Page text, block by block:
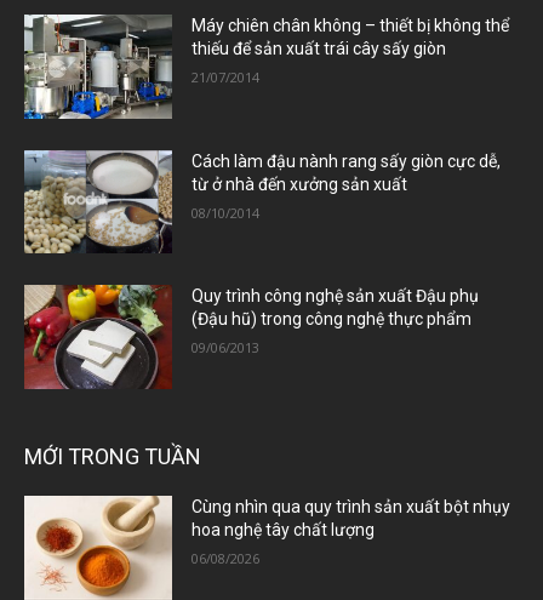
Máy chiên chân không – thiết bị không thể
thiếu để sản xuất trái cây sấy giòn
21/07/2014
Cách làm đậu nành rang sấy giòn cực dễ,
từ ở nhà đến xưởng sản xuất
08/10/2014
Quy trình công nghệ sản xuất Đậu phụ
(Đậu hũ) trong công nghệ thực phẩm
09/06/2013
MỚI TRONG TUẦN
Cùng nhìn qua quy trình sản xuất bột nhụy
hoa nghệ tây chất lượng
06/08/2026